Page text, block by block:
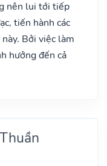
nên lui tới tiếp
tiến hành các
Bởi việc làm
hưởng đến cả